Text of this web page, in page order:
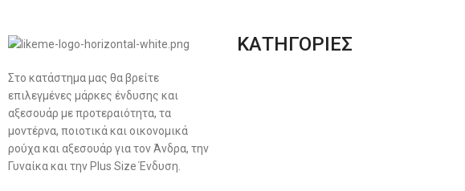
Στο κατάστημα μας θα βρείτε
επιλεγμένες μάρκες ένδυσης και
αξεσουάρ με προτεραιότητα, τα
μοντέρνα, ποιοτικά και οικονομικά
ρούχα και αξεσουάρ για τον Άνδρα, την
Γυναίκα και την Plus Size Ένδυση.
ΚΑΤΗΓΟΡΙΕΣ